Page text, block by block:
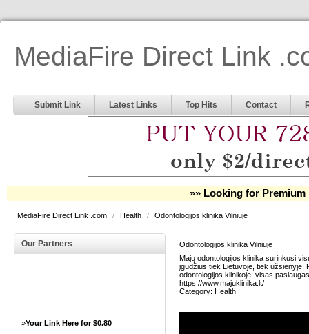
MediaFire Direct Link
Submit Link Latest Links Top Hits Contact
»» Looking for Premium
MediaFire Direct Link .com / Health / Odontologijos klinika Vilniuje
Our Partners
»Your Link Here for $0.80
Odontologijos klinika Vilniuje
Majų odontologijos klinika surinkusi
įgudžius tiek Lietuvoje, tiek užsienyje.
odontologijos klinikoje, visas
https://www.majuklinika.lt/
Category: Health